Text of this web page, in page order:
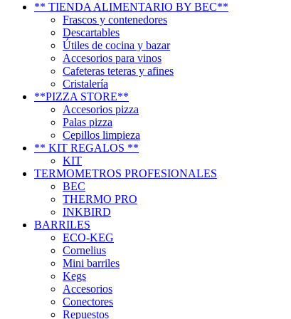
** TIENDA ALIMENTARIO BY BEC**
Frascos y contenedores
Descartables
Útiles de cocina y bazar
Accesorios para vinos
Cafeteras teteras y afines
Cristalería
**PIZZA STORE**
Accesorios pizza
Palas pizza
Cepillos limpieza
** KIT REGALOS **
KIT
TERMOMETROS PROFESIONALES
BEC
THERMO PRO
INKBIRD
BARRILES
ECO-KEG
Cornelius
Mini barriles
Kegs
Accesorios
Conectores
Repuestos